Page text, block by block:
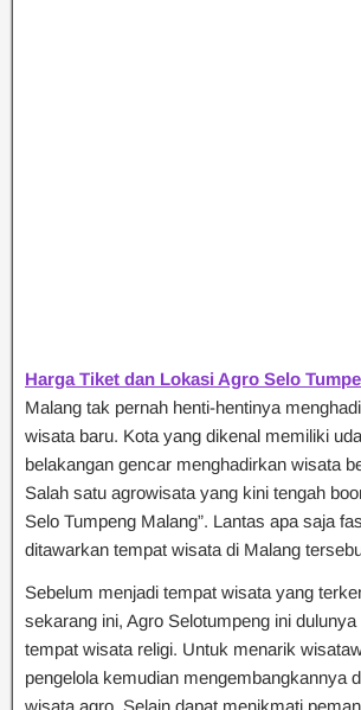
Harga Tiket dan Lokasi Agro Selo
Malang tak pernah henti-hentinya
wisata baru. Kota yang dikenal memiliki
belakangan gencar menghadirkan wisata
Salah satu agrowisata yang kini tengah
Selo Tumpeng Malang”. Lantas apa saja
ditawarkan tempat wisata di Malang
Sebelum menjadi tempat wisata yang
sekarang ini, Agro Selotumpeng ini
tempat wisata religi. Untuk menarik
pengelola kemudian mengembangkannya
wisata agro. Selain dapat menikmati